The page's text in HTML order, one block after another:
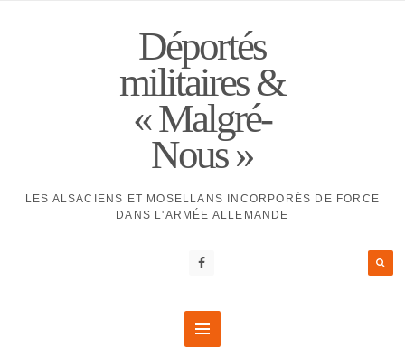
Déportés
militaires &
« Malgré-
Nous »
LES ALSACIENS ET MOSELLANS INCORPORÉS DE FORCE
DANS L'ARMÉE ALLEMANDE